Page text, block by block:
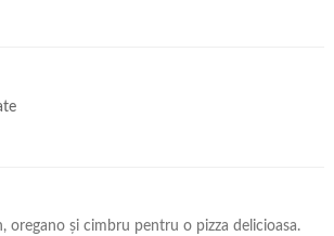
oregano și cimbru pentru o pizza delicioasa.